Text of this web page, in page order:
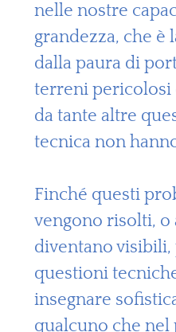
nelle nostre
grandezza, che è
dalla paura di
terreni pericolosi
da tante altre
tecnica non
Finché questi
vengono risolti, o
diventano
questioni
insegnare
qualcuno che